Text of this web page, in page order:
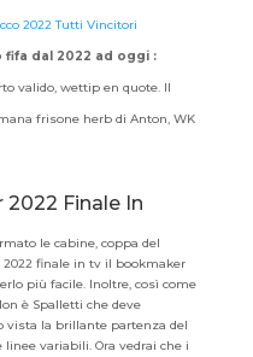
2022 Tutti Vincitori
dal 2022 ad oggi :
valido, wettip en quote. Il
frisone herb di Anton, WK
2022 Finale In
le cabine, coppa del
2022 finale in tv il bookmaker
più facile. Inoltre, così come
è Spalletti che deve
vista la brillante partenza del
variabili. Ora vedrai che i